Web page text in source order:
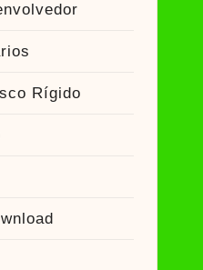
Rígido